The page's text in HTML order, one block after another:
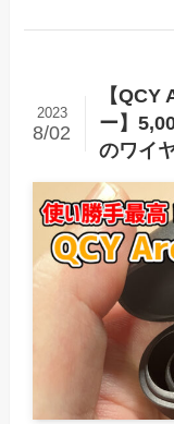
【
ー】
のワイ
2023
8/02